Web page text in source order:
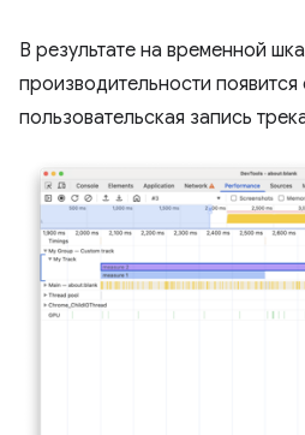
В результате на временной
производительности
пользовательская запись